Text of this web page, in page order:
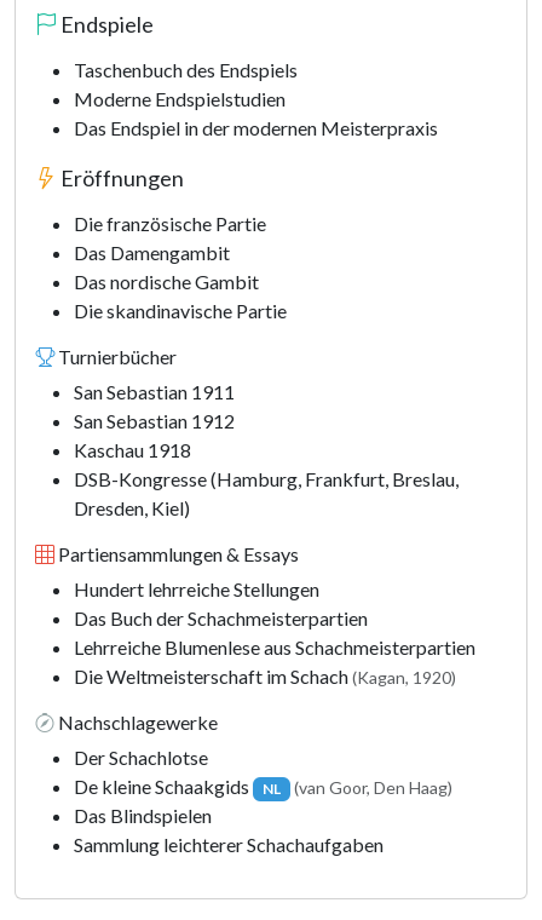
Endspiele
Taschenbuch des Endspiels
Moderne Endspielstudien
Das Endspiel in der modernen Meisterpraxis
Eröffnungen
Die französische Partie
Das Damengambit
Das nordische Gambit
Die skandinavische Partie
Turnierbücher
San Sebastian 1911
San Sebastian 1912
Kaschau 1918
DSB-Kongresse (Hamburg, Frankfurt, Breslau,
Dresden, Kiel)
Partiensammlungen & Essays
Hundert lehrreiche Stellungen
Das Buch der Schachmeisterpartien
Lehrreiche Blumenlese aus Schachmeisterpartien
Die Weltmeisterschaft im Schach(Kagan, 1920)
Nachschlagewerke
Der Schachlotse
De kleine Schaakgids
NL (van Goor, Den Haag)
Das Blindspielen
Sammlung leichterer Schachaufgaben